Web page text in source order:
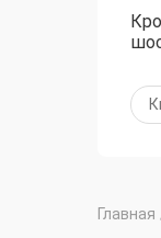
Главная